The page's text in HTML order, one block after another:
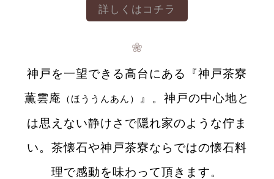
詳しくはコチラ
神戸を一望できる高台にある『神戸茶寮
薫雲庵
（ほううんあん） 』。 神戸の中心地と
は思えない静けさで隠れ家のような佇ま
い。 茶懐石や神戸茶寮ならではの懐石料
理で感動を味わって頂きます。